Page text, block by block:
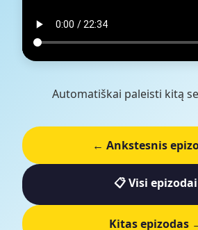
Automatiškai paleisti kitą
← Ankstesnis
📋 Visi epizodai
Kitas epizodas